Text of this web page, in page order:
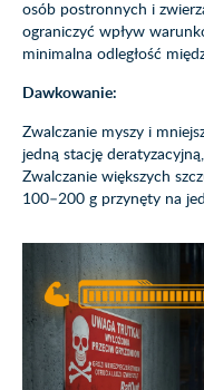
osób postronnych i
ograniczyć wpływ
minimalna odległość
Dawkowanie:
Zwalczanie myszy i
jedną stację deratyzacyjną,
Zwalczanie większych
100–200 g przynęty na